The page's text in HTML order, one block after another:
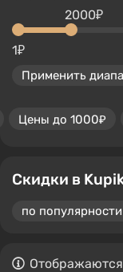
1₽
2000₽
Применить
Цены до 1000₽
Скидки в